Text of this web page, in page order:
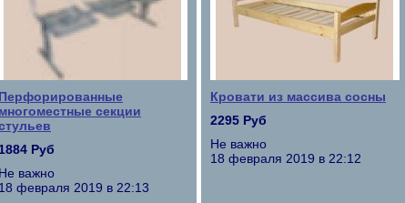
Перфорированные
многоместные секции
1884 Руб
Не важно
18 февраля 2019 в 22:13
Кровати из массива сосны
2295 Руб
Не важно
18 февраля 2019 в 22:12